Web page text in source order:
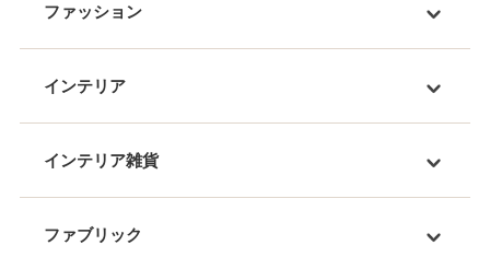
ファッション
インテリア
インテリア雑貨
ファブリック